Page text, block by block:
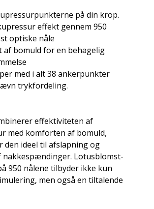
på din krop.
effekt gennem 950
optiske nåle
af bomuld for en behagelig
med i alt 38 ankerpunkter
trykfordeling.
effektiviteten af
med komforten af ​​bomuld,
den ideel til afslapning og
nakkespændinger. Lotusblomst-
950 nålene tilbyder ikke kun
men også en tiltalende